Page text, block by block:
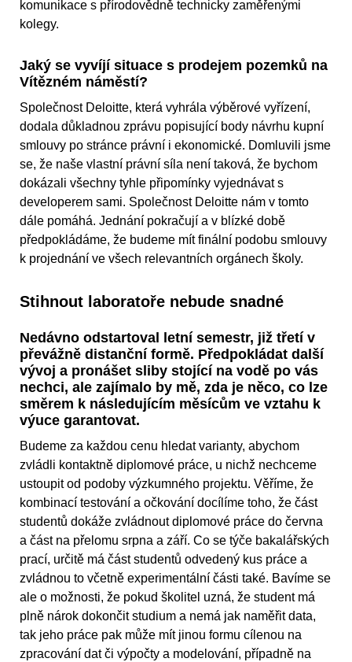
komunikace s přírodovědně technicky zaměřenými
kolegy.
Jaký se vyvíjí situace s prodejem pozemků na
Vítězném náměstí?
Společnost Deloitte, která vyhrála výběrové vyřízení,
dodala důkladnou zprávu popisující body návrhu kupní
smlouvy po stránce právní i ekonomické. Domluvili jsme
se, že naše vlastní právní síla není taková, že bychom
dokázali všechny tyhle připomínky vyjednávat s
developerem sami. Společnost Deloitte nám v tomto
dále pomáhá. Jednání pokračují a v blízké době
předpokládáme, že budeme mít finální podobu smlouvy
k projednání ve všech relevantních orgánech školy.
Stihnout laboratoře nebude snadné
Nedávno odstartoval letní semestr, již třetí v
převážně distanční formě. Předpokládat další
vývoj a pronášet sliby stojící na vodě po vás
nechci, ale zajímalo by mě, zda je něco, co lze
směrem k následujícím měsícům ve vztahu k
výuce garantovat.
Budeme za každou cenu hledat varianty, abychom
zvládli kontaktně diplomové práce, u nichž nechceme
ustoupit od podoby výzkumného projektu. Věříme, že
kombinací testování a očkování docílíme toho, že část
studentů dokáže zvládnout diplomové práce do června
a část na přelomu srpna a září. Co se týče bakalářských
prací, určitě má část studentů odvedený kus práce a
zvládnou to včetně experimentální části také. Bavíme se
ale o možnosti, že pokud školitel uzná, že student má
plně nárok dokončit studium a nemá jak naměřit data,
tak jeho práce pak může mít jinou formu cílenou na
zpracování dat či výpočty a modelování, případně na